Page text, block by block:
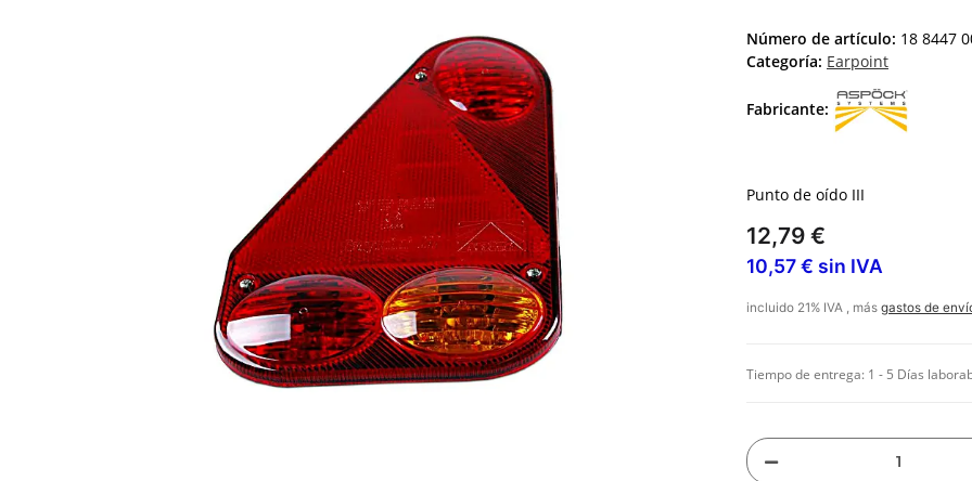
Número de artículo: 18 8447
Categoría: Earpoint
Fabricante:
Punto de oído III
12,79 €
10,57 € sin IVA
incluido 21% IVA , más gastos de
Tiempo de entrega: 1 - 5 Días